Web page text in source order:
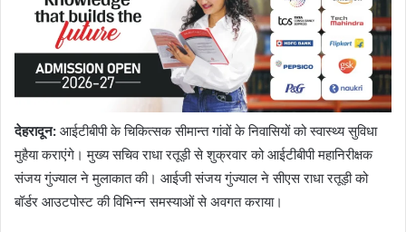
देहरादून: आईटीबीपी के चिकित्सक सीमान्त गांवों के निवासियों को स्वास्थ्य सुविधा
मुहैया कराएंगे। मुख्य सचिव राधा रतूड़ी से शुक्रवार को आईटीबीपी महानिरीक्षक
संजय गुंज्याल ने मुलाकात की। आईजी संजय गुंज्याल ने सीएस राधा रतूड़ी को
बॉर्डर आउटपोस्ट की विभिन्न समस्याओं से अवगत कराया।